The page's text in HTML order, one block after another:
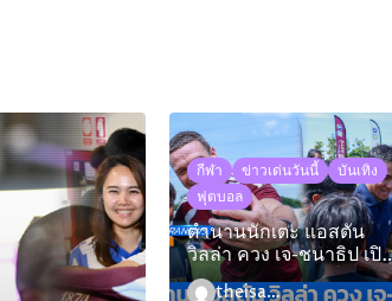
กีฬา ข่าวเด่นวันนี้
บันเทิง
ฟุตบอล
ตำนานนักเตะ แอสตัน
วิลล่า ควง เจ-ชนาธิป เปิด
คลินิกสอนฟุตบอลให้
theisara_admin